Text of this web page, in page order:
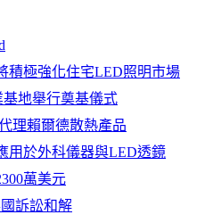
積極強化住宅LED照明市場
地舉行奠基儀式
理賴爾德散熱產品
用於外科儀器與LED透鏡
萬美元
訴訟和解